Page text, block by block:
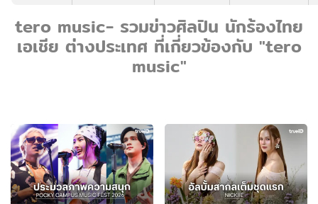
tero music- รวมข่าวศิลปิน นักร้องไทย
เอเชีย ต่างประเทศ ที่เกี่ยวข้องกับ "tero
music"